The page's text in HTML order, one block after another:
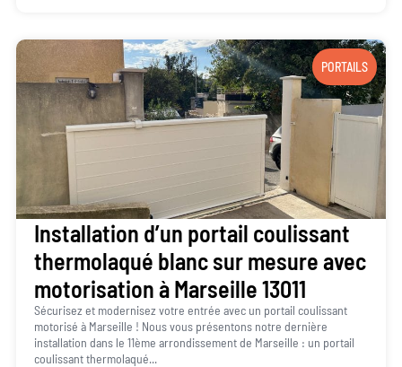
PORTAILS
Installation d’un portail coulissant
thermolaqué blanc sur mesure avec
motorisation à Marseille 13011
Sécurisez et modernisez votre entrée avec un portail coulissant
motorisé à Marseille ! Nous vous présentons notre dernière
installation dans le 11ème arrondissement de Marseille : un portail
coulissant thermolaqué...